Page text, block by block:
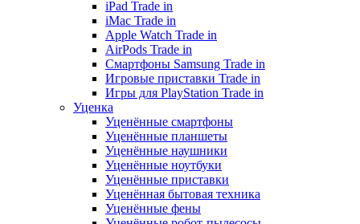
iPad Trade in
iMac Trade in
Apple Watch Trade in
AirPods Trade in
Смартфоны Samsung Trade in
Игровые приставки Trade in
Игры для PlayStation Trade in
Уценка
Уценённые смартфоны
Уценённые планшеты
Уценённые наушники
Уценённые ноутбуки
Уценённые приставки
Уценённая бытовая техника
Уценённые фены